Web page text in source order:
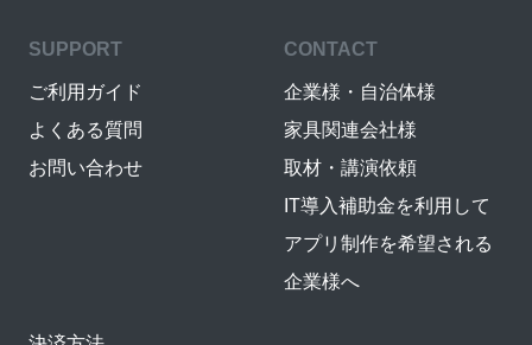
SUPPORT
ご利用ガイド
よくある質問
お問い合わせ
CONTACT
企業様・自治体様
家具関連会社様
取材・講演依頼
IT導入補助金を利用して
アプリ制作を希望される
企業様へ